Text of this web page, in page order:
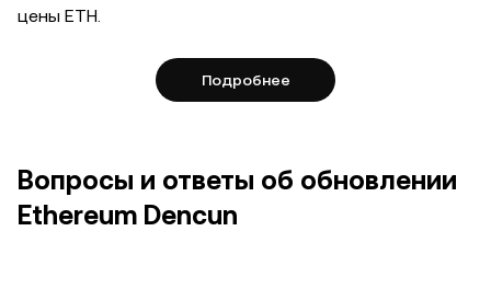
цены ETH.
Подробнее
Вопросы и ответы об обновлении
Ethereum Dencun